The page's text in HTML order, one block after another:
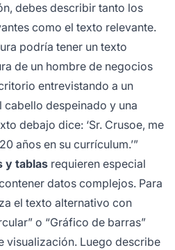
debes describir tanto los
como el texto relevante.
podría tener un texto
de un hombre de negocios
entrevistando a un
despeinado y una
debajo dice: ‘Sr. Crusoe, me
años en su currículum.’”
y tablas requieren especial
datos complejos. Para
el texto alternativo con
o “Gráfico de barras”
visualización. Luego describe